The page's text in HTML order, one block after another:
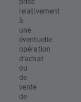
relativement
à
une
éventuelle
opération
d’achat
ou
de
vente
de